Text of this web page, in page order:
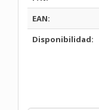
EAN:
Disponibilidad: